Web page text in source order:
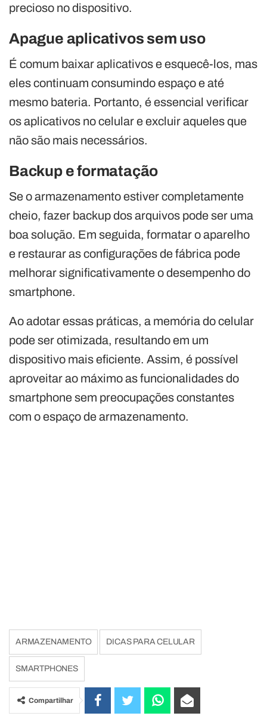
precioso no dispositivo.
Apague aplicativos sem uso
É comum baixar aplicativos e esquecê-los, mas
eles continuam consumindo espaço e até
mesmo bateria. Portanto, é essencial verificar
os aplicativos no celular e excluir aqueles que
não são mais necessários.
Backup e formatação
Se o armazenamento estiver completamente
cheio, fazer backup dos arquivos pode ser uma
boa solução. Em seguida, formatar o aparelho
e restaurar as configurações de fábrica pode
melhorar significativamente o desempenho do
smartphone.
Ao adotar essas práticas, a memória do celular
pode ser otimizada, resultando em um
dispositivo mais eficiente. Assim, é possível
aproveitar ao máximo as funcionalidades do
smartphone sem preocupações constantes
com o espaço de armazenamento.
ARMAZENAMENTO DICAS PARA CELULAR
SMARTPHONES
Compartilhar